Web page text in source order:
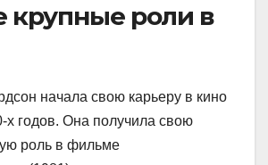
крупные роли в
начала свою карьеру в кино
х годов. Она получила свою
роль в фильме